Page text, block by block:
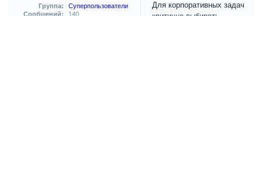
Группа:
Суперпользователи
Сообщений:
140
Для корпоративных задач
критично выбирать